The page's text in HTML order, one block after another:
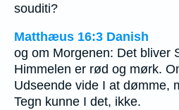
souditi?
Matthæus 16:3 Danish
og om Morgenen: Det bliver
Himmelen er rød og mørk.
Udseende vide I at dømme,
Tegn kunne I det, ikke.